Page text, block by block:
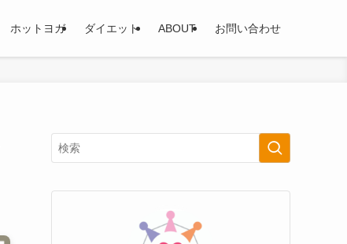
ホットヨガ ダイエット ABOUT お問い合わせ